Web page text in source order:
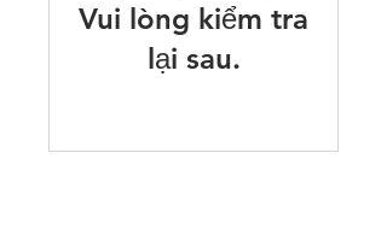
Vui lòng kiểm tra
lại sau.